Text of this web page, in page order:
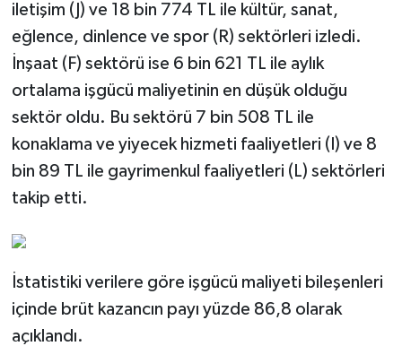
iletişim (J) ve 18 bin 774 TL ile kültür, sanat,
eğlence, dinlence ve spor (R) sektörleri izledi.
İnşaat (F) sektörü ise 6 bin 621 TL ile aylık
ortalama işgücü maliyetinin en düşük olduğu
sektör oldu. Bu sektörü 7 bin 508 TL ile
konaklama ve yiyecek hizmeti faaliyetleri (I) ve 8
bin 89 TL ile gayrimenkul faaliyetleri (L) sektörleri
takip etti.
İstatistiki verilere göre işgücü maliyeti bileşenleri
içinde brüt kazancın payı yüzde 86,8 olarak
açıklandı.